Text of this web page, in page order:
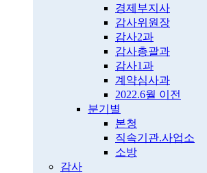
경제부지사
감사위원장
감사2과
감사총괄과
감사1과
계약심사과
2022.6월 이전
분기별
본청
직속기관.사업소
소방
감사